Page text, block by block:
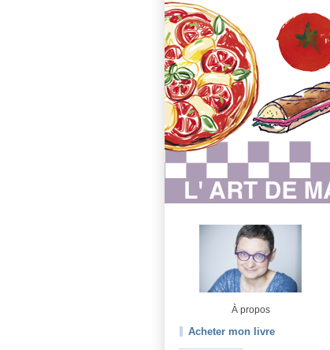
À propos
Acheter mon livre